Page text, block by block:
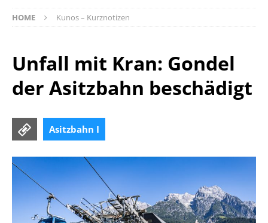
HOME Kunos – Kurznotizen
Unfall mit Kran: Gondel
der Asitzbahn beschädigt
Asitzbahn I